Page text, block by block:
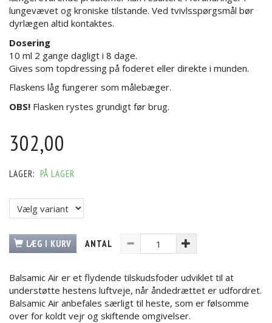
lungevævet og kroniske tilstande. Ved tvivlsspørgsmål bør
dyrlægen altid kontaktes.
Dosering
10 ml 2 gange dagligt i 8 dage.
Gives som topdressing på foderet eller direkte i munden.
Flaskens låg fungerer som målebæger.
OBS! Flasken rystes grundigt før brug.
302,00
LAGER: PÅ LAGER
LÆG I KURV ANTAL
Balsamic Air er et flydende tilskudsfoder udviklet til at
understøtte hestens luftveje, når åndedrættet er udfordret.
Balsamic Air anbefales særligt til heste, som er følsomme
over for koldt vejr og skiftende omgivelser.